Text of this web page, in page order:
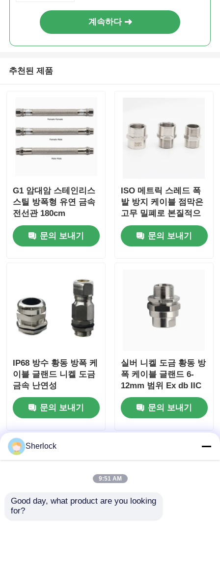
방폭 플러그와 소켓계속하다
추천된 제품
G1 암대암 스테인리스
스틸 방폭형 유연 금속
전선관 180cm
문의 보내기
ISO 메트릭 스레드 폭
발 방지 케이블 점막은
고무 밀폐로 본질적으
로 안전합니다.
문의 보내기
IP68 방수 황동 방폭 케
이블 글랜드 니켈 도금
금속 난연성
문의 보내기
실버 니켈 도금 황동 방
폭 케이블 글랜드 6-
12mm 범위 Ex db IIC
T6 Gb IP66
문의 보내기
Sherlock
9:51 AM
Good day, what product are you looking
for?